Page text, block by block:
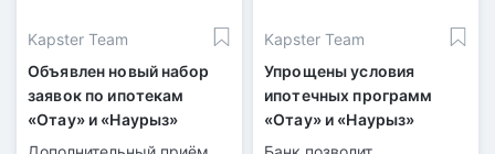
Kapster Team
Объявлен новый набор
заявок по ипотекам
«Отау» и «Наурыз»
Kapster Team
Упрощены условия
ипотечных программ
«Отау» и «Наурыз»